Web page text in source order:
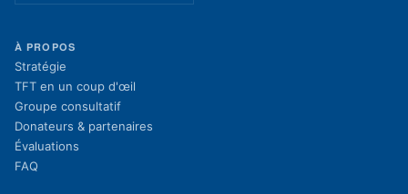
À PROPOS
Stratégie
TFT en un coup d'œil
Groupe consultatif
Donateurs & partenaires
Évaluations
FAQ